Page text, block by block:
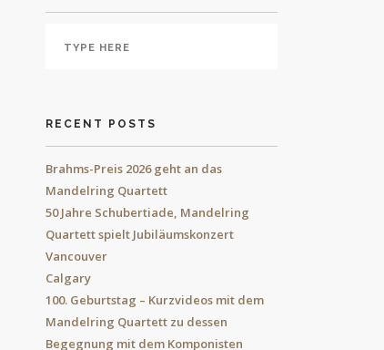
RECENT POSTS
Brahms-Preis 2026 geht an das
Mandelring Quartett
50 Jahre Schubertiade, Mandelring
Quartett spielt Jubiläumskonzert
Vancouver
Calgary
100. Geburtstag – Kurzvideos mit dem
Mandelring Quartett zu dessen
Begegnung mit dem Komponisten